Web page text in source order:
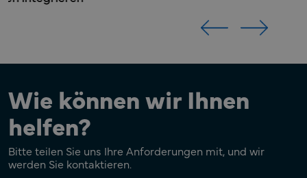
Wie können wir Ihnen
helfen?
Bitte teilen Sie uns Ihre Anforderungen mit, und wir
werden Sie kontaktieren.